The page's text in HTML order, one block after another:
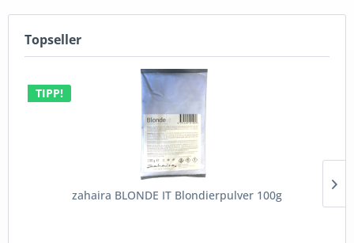
Topseller
TIPP!
zahaira BLONDE IT Blondierpulver 100g